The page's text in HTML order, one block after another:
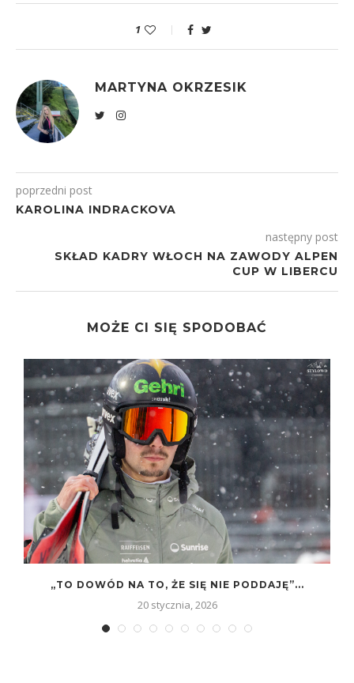
1
MARTYNA OKRZESIK
poprzedni post
KAROLINA INDRACKOVA
następny post
SKŁAD KADRY WŁOCH NA ZAWODY ALPEN
CUP W LIBERCU
MOŻE CI SIĘ SPODOBAĆ
„TO DOWÓD NA TO, ŻE SIĘ NIE PODDAJĘ”...
20 stycznia, 2026